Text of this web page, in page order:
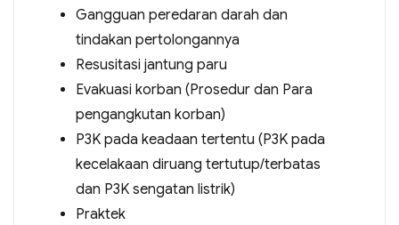
Gangguan peredaran darah dan
tindakan pertolongannya
Resusitasi jantung paru
Evakuasi korban (Prosedur dan Para
pengangkutan korban)
P3K pada keadaan tertentu (P3K pada
kecelakaan diruang tertutup/terbatas
dan P3K sengatan listrik)
Praktek